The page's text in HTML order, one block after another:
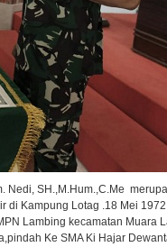
Nedi, SH.,M.Hum.,C.Me
di Kampung Lotag .18 Mei
Lambing kecamatan Muara
Ke SMA Ki Hajar